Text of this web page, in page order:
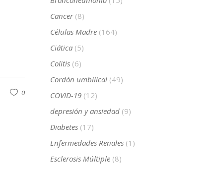
0
Cancer(8)
Células Madre(164)
Ciática(5)
Colitis(6)
Cordón umbilical(49)
COVID-19(12)
depresión y ansiedad(9)
Diabetes(17)
Enfermedades Renales(1)
Esclerosis Múltiple(8)